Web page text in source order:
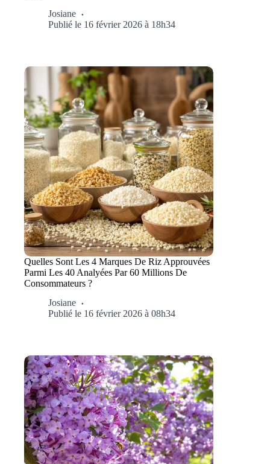
Josiane
Publié le 16 février 2026 à 18h34
Quelles Sont Les 4 Marques De Riz Approuvées
Parmi Les 40 Analyées Par 60 Millions De
Consommateurs ?
Josiane
Publié le 16 février 2026 à 08h34